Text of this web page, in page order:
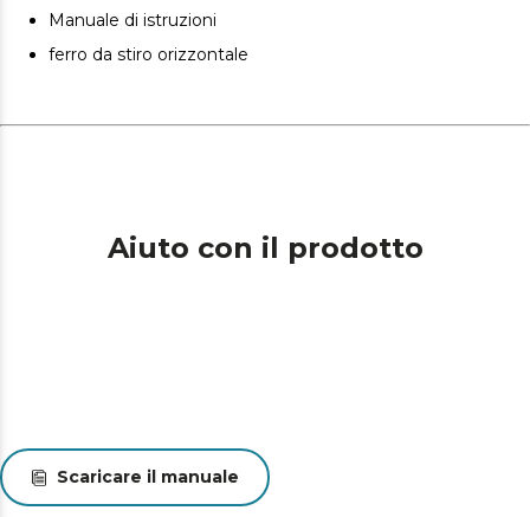
Manuale di istruzioni
ferro da stiro orizzontale
Aiuto con il prodotto
Scaricare il manuale